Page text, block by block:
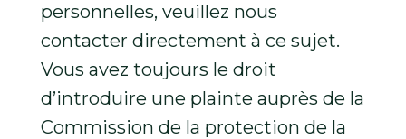
personnelles, veuillez nous
contacter directement à ce sujet.
Vous avez toujours le droit
d’introduire une plainte auprès de la
Commission de la protection de la